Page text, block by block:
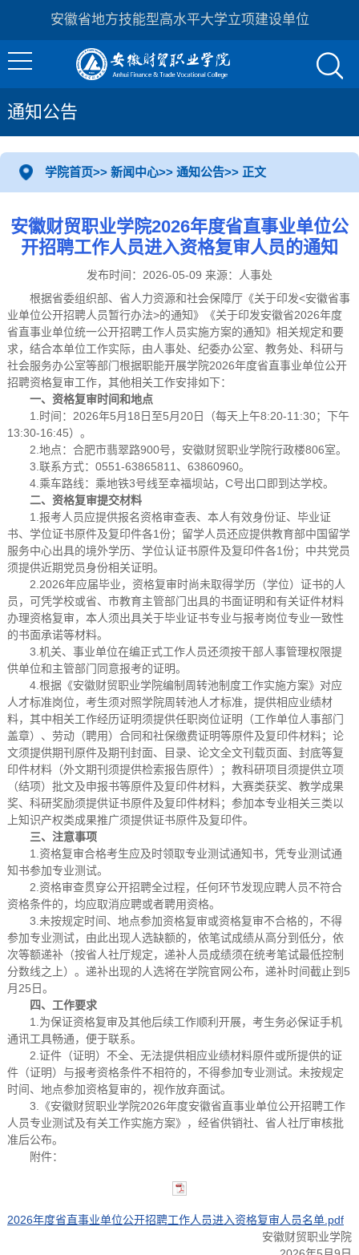
安徽省地方技能型高水平大学立项建设单位
通知公告
学院首页>> 新闻中心>> 通知公告>> 正文
安徽财贸职业学院2026年度省直事业单位公
开招聘工作人员进入资格复审人员的通知
发布时间：2026-05-09 来源：人事处
根据省委组织部、省人力资源和社会保障厅《关于印发<安徽省事
业单位公开招聘人员暂行办法>的通知》《关于印发安徽省2026年度
省直事业单位统一公开招聘工作人员实施方案的通知》相关规定和要
求，结合本单位工作实际，由人事处、纪委办公室、教务处、科研与
社会服务办公室等部门根据职能开展学院2026年度省直事业单位公开
招聘资格复审工作，其他相关工作安排如下：
一、资格复审时间和地点
1.时间：2026年5月18日至5月20日（每天上午8:20-11:30；下午
13:30-16:45）。
2.地点：合肥市翡翠路900号，安徽财贸职业学院行政楼806室。
3.联系方式：0551-63865811、63860960。
4.乘车路线：乘地铁3号线至幸福坝站，C号出口即到达学校。
二、资格复审提交材料
1.报考人员应提供报名资格审查表、本人有效身份证、毕业证
书、学位证书原件及复印件各1份；留学人员还应提供教育部中国留学
服务中心出具的境外学历、学位认证书原件及复印件各1份；中共党员
须提供近期党员身份相关证明。
2.2026年应届毕业，资格复审时尚未取得学历（学位）证书的人
员，可凭学校或省、市教育主管部门出具的书面证明和有关证件材料
办理资格复审，本人须出具关于毕业证书专业与报考岗位专业一致性
的书面承诺等材料。
3.机关、事业单位在编正式工作人员还须按干部人事管理权限提
供单位和主管部门同意报考的证明。
4.根据《安徽财贸职业学院编制周转池制度工作实施方案》对应
人才标准岗位，考生须对照学院周转池人才标准，提供相应业绩材
料，其中相关工作经历证明须提供任职岗位证明（工作单位人事部门
盖章）、劳动（聘用）合同和社保缴费证明等原件及复印件材料；论
文须提供期刊原件及期刊封面、目录、论文全文刊载页面、封底等复
印件材料（外文期刊须提供检索报告原件）；教科研项目须提供立项
（结项）批文及申报书等原件及复印件材料，大赛类获奖、教学成果
奖、科研奖励须提供证书原件及复印件材料；参加本专业相关三类以
上知识产权类成果推广须提供证书原件及复印件。
三、注意事项
1.资格复审合格考生应及时领取专业测试通知书，凭专业测试通
知书参加专业测试。
2.资格审查贯穿公开招聘全过程，任何环节发现应聘人员不符合
资格条件的，均应取消应聘或者聘用资格。
3.未按规定时间、地点参加资格复审或资格复审不合格的，不得
参加专业测试，由此出现人选缺额的，依笔试成绩从高分到低分，依
次等额递补（按省人社厅规定，递补人员成绩须在统考笔试最低控制
分数线之上）。递补出现的人选将在学院官网公布，递补时间截止到5
月25日。
四、工作要求
1.为保证资格复审及其他后续工作顺利开展，考生务必保证手机
通讯工具畅通，便于联系。
2.证件（证明）不全、无法提供相应业绩材料原件或所提供的证
件（证明）与报考资格条件不相符的，不得参加专业测试。未按规定
时间、地点参加资格复审的，视作放弃面试。
3.《安徽财贸职业学院2026年度安徽省直事业单位公开招聘工作
人员专业测试及有关工作实施方案》，经省供销社、省人社厅审核批
准后公布。
附件：
2026年度省直事业单位公开招聘工作人员进入资格复审人员名单.pdf
安徽财贸职业学院